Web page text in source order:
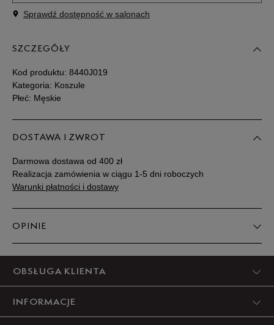
Powiadom o
dostępności
Powiadom o
XXL
Powiadom o
dostępności
XXXL
Sprawdź dostępność w salonach
SZCZEGÓŁY
Kod produktu: 8440J019
Kategoria: Koszule
Płeć: Męskie
DOSTAWA I ZWROT
Darmowa dostawa od 400 zł
Realizacja zamówienia w ciągu 1-5 dni roboczych
Warunki płatności i dostawy
OPINIE
OBSŁUGA KLIENTA
INFORMACJE